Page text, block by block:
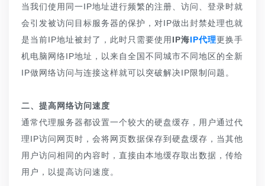
当我们使用同一IP地址进行频繁的注册、访问、登录时就
会引发被访问目标服务器的保护，对IP做出封禁处理也就
是当前IP地址被封了，此时只需要使用 IP海IP代理更换手
机电脑网络IP地址，以来自全国不同城市不同地区的全新
IP做网络访问与连接这样就可以突破解决IP限制问题。
二、提高网络访问速度
通常代理服务器都设置一个较大的硬盘缓存，用户通过代
理IP访问网页时，会将网页数据保存到硬盘缓存，当其他
用户访问相同的内容时，直接由本地缓存取出数据，传给
用户，以提高访问速度。